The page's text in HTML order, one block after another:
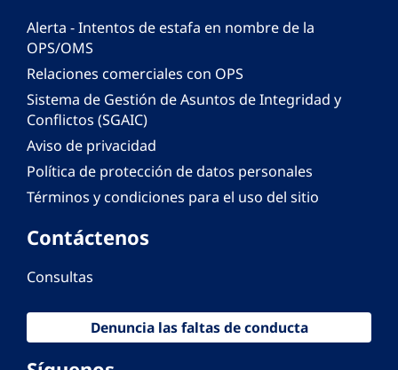
Alerta - Intentos de estafa en nombre de la
OPS/OMS
Relaciones comerciales con OPS
Sistema de Gestión de Asuntos de Integridad y
Conflictos (SGAIC)
Aviso de privacidad
Política de protección de datos personales
Términos y condiciones para el uso del sitio
Contáctenos
Consultas
Denuncia las faltas de conducta